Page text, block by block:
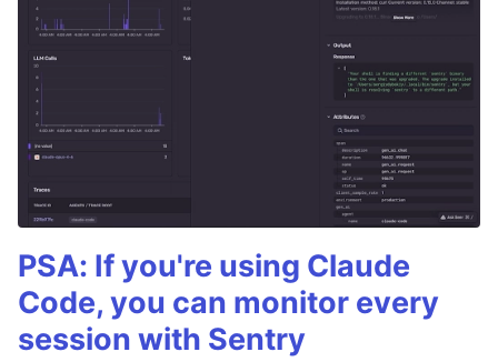
PSA: If you're using Claude
Code, you can monitor every
session with Sentry